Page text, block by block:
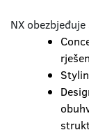
NX